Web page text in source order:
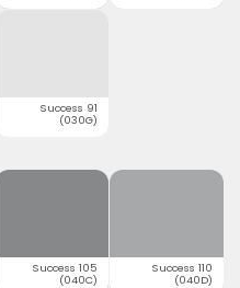
Success 91
(030G)
Success 105
(040C)
Success 110
(040D)